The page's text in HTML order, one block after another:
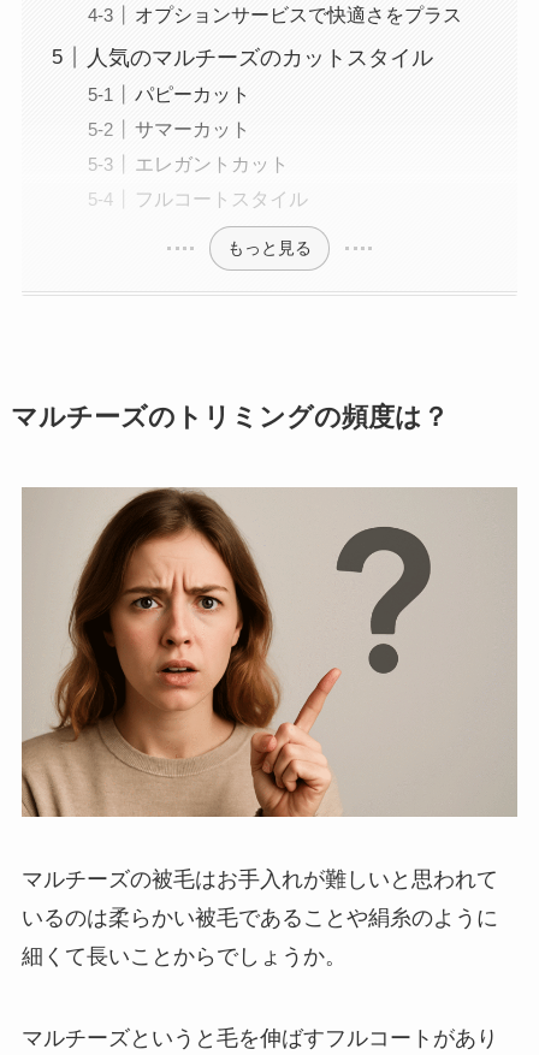
オプションサービスで快適さをプラス
人気のマルチーズのカットスタイル
パピーカット
サマーカット
エレガントカット
フルコートスタイル
もっと見る
マルチーズのトリミングの頻度は？
マルチーズの被毛はお手入れが難しいと思われて
いるのは柔らかい被毛であることや絹糸のように
細くて長いことからでしょうか。
マルチーズというと毛を伸ばすフルコートがあり